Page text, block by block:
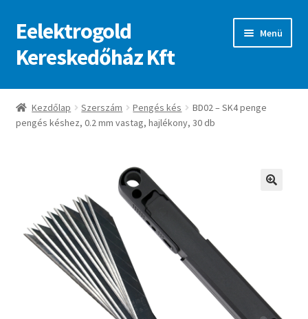
Ugrás
a
navigációhoz
Kilépés
a
tartalomba
Eelektrogold
Kereskedőház Kft
Menü
Kezdőlap
A fiókom
ajanlatkeres
Kezdőlap Szerszám Pengés kés
BD02 – SK4 penge
pengés késhez, 0.2 mm vastag, hajlékony, 30 db